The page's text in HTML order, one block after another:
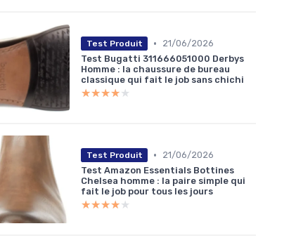
Test Produit •
21/06/2026
Test Bugatti 311666051000 Derbys
Homme : la chaussure de bureau
classique qui fait le job sans chichi
★★★★★
★★★★★
Test Produit •
21/06/2026
Test Amazon Essentials Bottines
Chelsea homme : la paire simple qui
fait le job pour tous les jours
★★★★★
★★★★★